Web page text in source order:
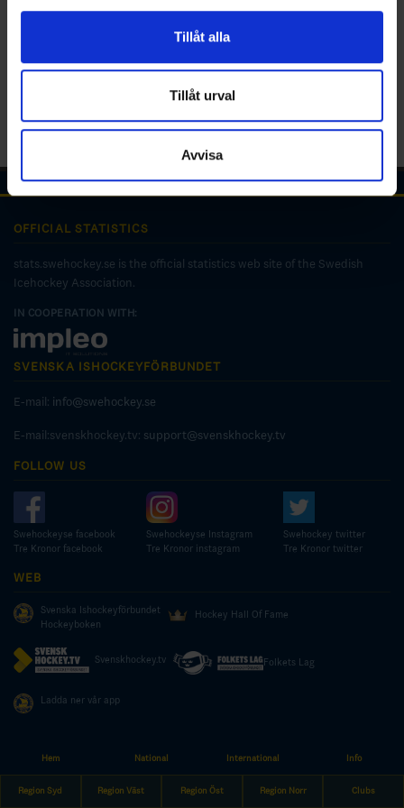
för sociala medier och analysera vår trafik. Vi
vidarebefordrar även sådana identifierare och annan
annons- och analysföretag som vi samarbetar med.
Dessa kan i sin tur kombinera informationen med annan
information som du har tillhandahållit eller som de har
samlat in när du har använt deras tjänster.
Tillåt alla
Tillåt urval
Avvisa
Hem National International Info
Region Syd Region Väst Region Öst Region Norr Clubs
OFFICIAL STATISTICS
stats.swehockey.se is the official statistics web site of the Swedish
Icehockey Association.
IN COOPERATION WITH:
SVENSKA ISHOCKEYFÖRBUNDET
E-mail: info@swehockey.se
E-mail:svenskhockey.tv: support@svenskhockey.tv
FOLLOW US
Swehockeyse facebook
Tre Kronor facebook
Swehockeyse Instagram
Tre Kronor instagram
Swehockey twitter
Tre Kronor twitter
WEB
Svenska Ishockeyförbundet
Hockeyboken
Hockey Hall Of Fame
Svenskhockey.tv Folkets Lag
Ladda ner vår app